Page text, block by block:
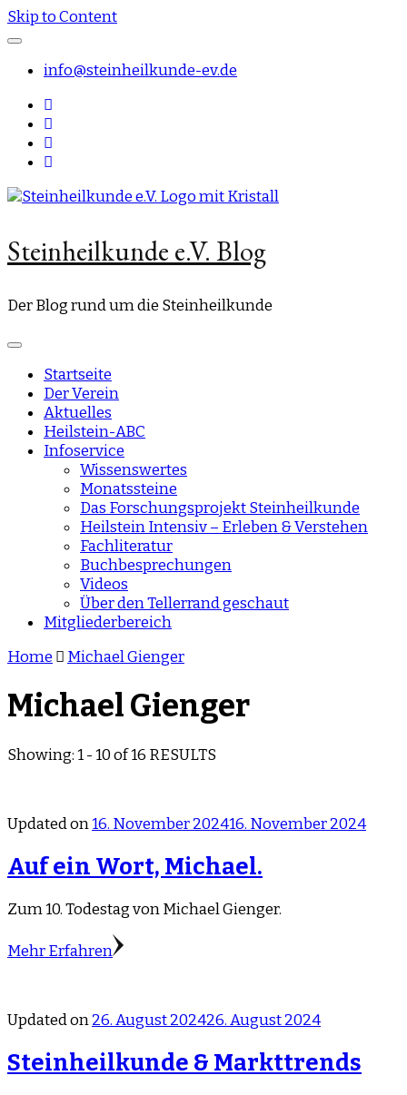
Skip to Content
info@steinheilkunde-ev.de
Steinheilkunde e.V. Blog
Der Blog rund um die Steinheilkunde
Startseite
Der Verein
Aktuelles
Heilstein-ABC
Infoservice
Wissenswertes
Monatssteine
Das Forschungsprojekt Steinheilkunde
Heilstein Intensiv – Erleben & Verstehen
Fachliteratur
Buchbesprechungen
Videos
Über den Tellerrand geschaut
Mitgliederbereich
Home
Michael Gienger
Michael Gienger
Showing: 1 - 10 of 16 RESULTS
Updated on16. November 202416. November 2024
Auf ein Wort, Michael.
Zum 10. Todestag von Michael Gienger.
Mehr Erfahren
Updated on26. August 202426. August 2024
Steinheilkunde & Markttrends